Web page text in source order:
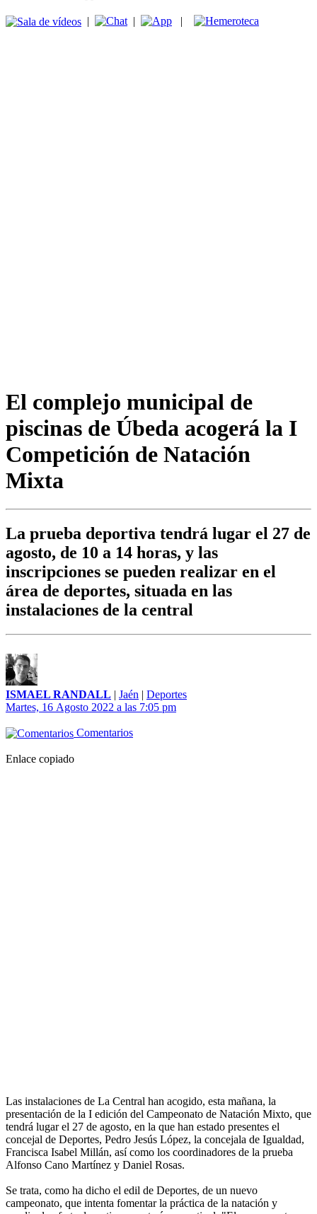
| | |
El complejo municipal de
piscinas de Úbeda acogerá la I
Competición de Natación
Mixta
La prueba deportiva tendrá lugar el 27 de
agosto, de 10 a 14 horas, y las
inscripciones se pueden realizar en el
área de deportes, situada en las
instalaciones de la central
ISMAEL RANDALL | Jaén | Deportes
Martes, 16 Agosto 2022 a las 7:05 pm
Comentarios
Enlace copiado
Las instalaciones de La Central han acogido, esta mañana, la
presentación de la I edición del Campeonato de Natación Mixto, que
tendrá lugar el 27 de agosto, en la que han estado presentes el
concejal de Deportes, Pedro Jesús López, la concejala de Igualdad,
Francisca Isabel Millán, así como los coordinadores de la prueba
Alfonso Cano Martínez y Daniel Rosas.
Se trata, como ha dicho el edil de Deportes, de un nuevo
campeonato, que intenta fomentar la práctica de la natación y